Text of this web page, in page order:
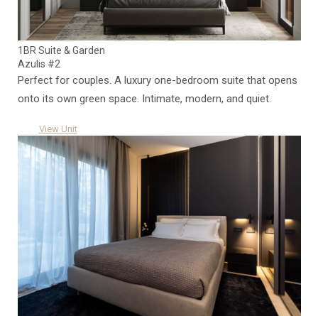
1BR Suite & Garden
Azulis #2
Perfect for couples. A luxury one-bedroom suite that opens
onto its own green space. Intimate, modern, and quiet.
View Unit